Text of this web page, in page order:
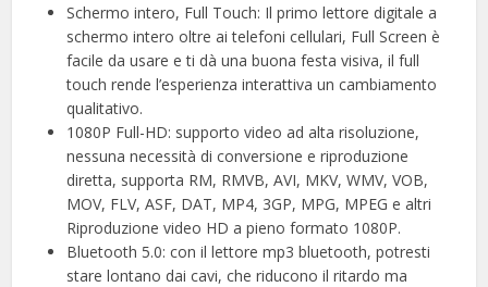
Schermo intero, Full Touch: Il primo lettore digitale a
schermo intero oltre ai telefoni cellulari, Full Screen è
facile da usare e ti dà una buona festa visiva, il full
touch rende l’esperienza interattiva un cambiamento
qualitativo.
1080P Full-HD: supporto video ad alta risoluzione,
nessuna necessità di conversione e riproduzione
diretta, supporta RM, RMVB, AVI, MKV, WMV, VOB,
MOV, FLV, ASF, DAT, MP4, 3GP, MPG, MPEG e altri
Riproduzione video HD a pieno formato 1080P.
Bluetooth 5.0: con il lettore mp3 bluetooth, potresti
stare lontano dai cavi, che riducono il ritardo ma